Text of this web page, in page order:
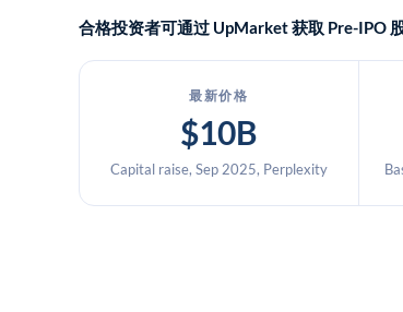
合格投资者可通过 UpMarket 获取 Pre-IPO 股
最新价格
$10B
Capital raise, Sep 2025, Perplexity